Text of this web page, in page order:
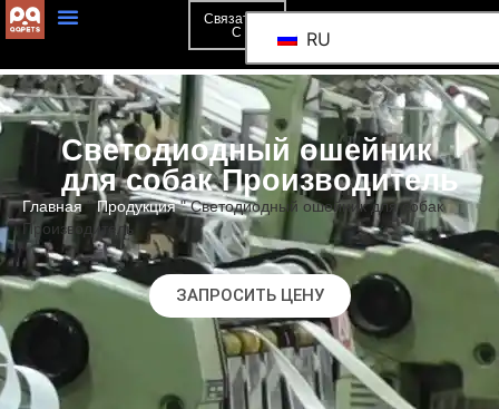
Связаться
С
RU
Светодиодный ошейник
для собак Производитель
Главная" Продукция"Светодиодный ошейник для собак
Производитель
ЗАПРОСИТЬ ЦЕНУ